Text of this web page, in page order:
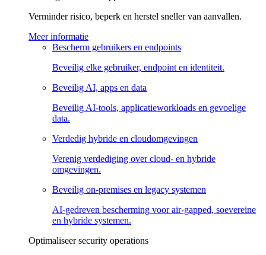
Verminder risico, beperk en herstel sneller van aanvallen.
Meer informatie
Bescherm gebruikers en endpoints
Beveilig elke gebruiker, endpoint en identiteit.
Beveilig AI, apps en data
Beveilig AI-tools, applicatieworkloads en gevoelige
data.
Verdedig hybride en cloudomgevingen
Verenig verdediging over cloud- en hybride
omgevingen.
Beveilig on-premises en legacy systemen
AI-gedreven bescherming voor air-gapped, soevereine
en hybride systemen.
Optimaliseer security operations